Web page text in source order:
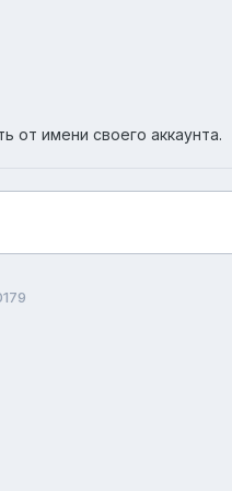
от имени своего аккаунта.